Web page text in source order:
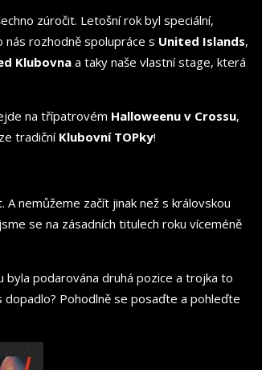
zúročit. Letošní rok byl speciální,
rozhodně spolupráce s United Islands,
Klubovna a taky naše vlastní stage, která
na třípatrovém Halloweenu v Crossu,
tradiční Klubovní TOPky!
nemůžeme začít jinak než s královskou
se na zásadních titulech roku víceméně
byla podarována druhá pozice a trojka to
Pohodlně se posaďte a pohleďte